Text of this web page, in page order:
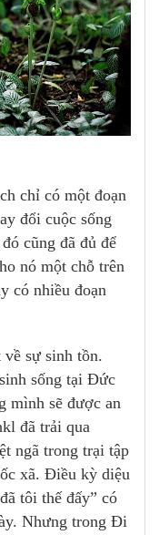
chỉ có một đoạn
đổi cuộc sống
cũng đã đủ để
nó một chỗ trên
có nhiều đoạn
sự sinh tồn.
sống tại Đức
mình sẽ được an
đã trải qua
ngã trong trại tập
xã. Điều kỳ diệu
tôi thế đấy” có
Nhưng trong Đi